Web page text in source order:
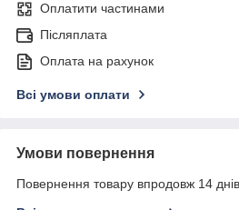
Оплатити частинами
Післяплата
Оплата на рахунок
Всі умови оплати
Умови повернення
Повернення товару впродовж 14